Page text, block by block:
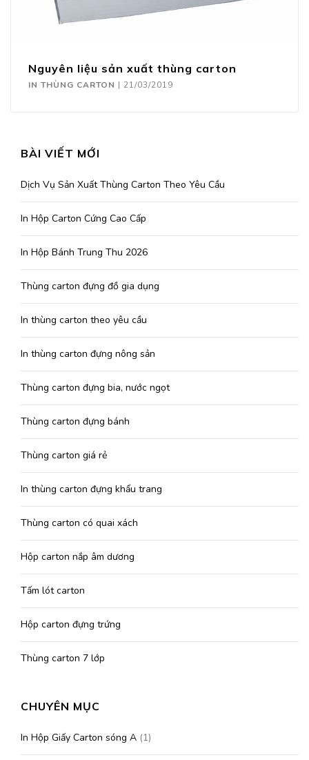
Nguyên liệu sản xuất thùng carton
IN THÙNG CARTON | 21/03/2019
BÀI VIẾT MỚI
Dịch Vụ Sản Xuất Thùng Carton Theo Yêu Cầu
In Hộp Carton Cứng Cao Cấp
In Hộp Bánh Trung Thu 2026
Thùng carton đựng đồ gia dụng
In thùng carton theo yêu cầu
In thùng carton đựng nông sản
Thùng carton đựng bia, nước ngọt
Thùng carton đựng bánh
Thùng carton giá rẻ
In thùng carton đựng khẩu trang
Thùng carton có quai xách
Hộp carton nắp âm dương
Tấm lót carton
Hộp carton đựng trứng
Thùng carton 7 lớp
CHUYÊN MỤC
In Hộp Giấy Carton sóng A (1)